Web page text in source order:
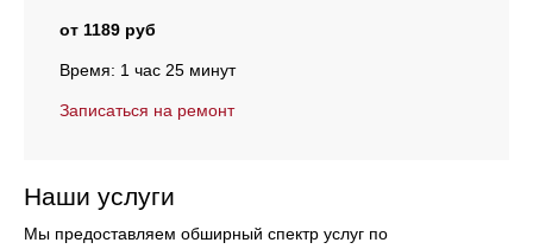
от 1189 руб
Время: 1 час 25 минут
Записаться на ремонт
Наши услуги
Мы предоставляем обширный спектр услуг по